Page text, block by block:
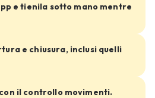
e tienila sotto mano mentre
e chiusura, inclusi quelli
il controllo movimenti.